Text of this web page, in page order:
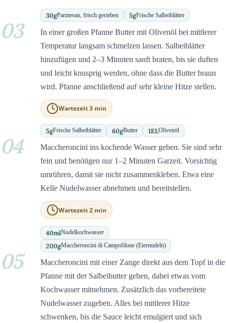
30gParmesan, frisch gerieben 5gFrische Salbeiblätter
03
In einer großen Pfanne Butter mit Olivenöl bei mittlerer
Temperatur langsam schmelzen lassen. Salbeiblätter
hinzufügen und 2–3 Minuten sanft braten, bis sie duften
und leicht knusprig werden, ohne dass die Butter braun
wird. Pfanne anschließend auf sehr kleine Hitze stellen.
Wartezeit 3 min
5gFrische Salbeiblätter 60gButter 1ELOlivenöl
04
Maccheroncini ins kochende Wasser geben. Sie sind sehr
fein und benötigen nur 1–2 Minuten Garzeit. Vorsichtig
umrühren, damit sie nicht zusammenkleben. Etwa eine
Kelle Nudelwasser abnehmen und bereitstellen.
Wartezeit 2 min
40mlNudelkochwasser
200gMaccheroncini di Campofilone (Eiernudeln)
05
Maccheroncini mit einer Zange direkt aus dem Topf in die
Pfanne mit der Salbeibutter geben, dabei etwas vom
Kochwasser mitnehmen. Zusätzlich das vorbereitete
Nudelwasser zugeben. Alles bei mittlerer Hitze
schwenken, bis die Sauce leicht emulgiert und sich